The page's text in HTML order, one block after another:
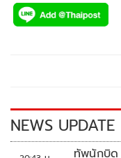
e
k
tt p
k
NEWS UPDATE
ทัพนักบิด